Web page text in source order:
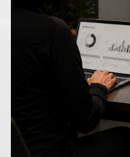
Consulta de
Mejora tus
profesional que te
objetivos de